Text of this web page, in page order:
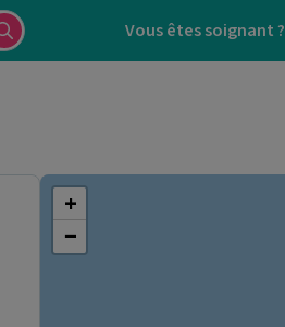
Vous êtes soignant ?
+
−